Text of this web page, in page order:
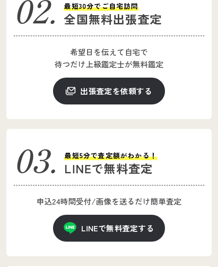
全国無料出張査定
最短30分でご自宅訪問
希望日を伝えて自宅で
待つだけ上級鑑定士が無料鑑定
出張査定を依頼する
LINEで無料査定
最短5分で査定額がわかる！
申込24時間受付/画像を送るだけ簡単査定
LINEで無料査定する